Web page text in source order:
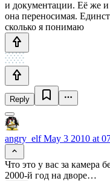
и документации. Её же
она переносимая.
сколько я понимаю
Reply
angry_elfMay 3 2010 at
Что это у вас за камера
2000-й год на дворе…